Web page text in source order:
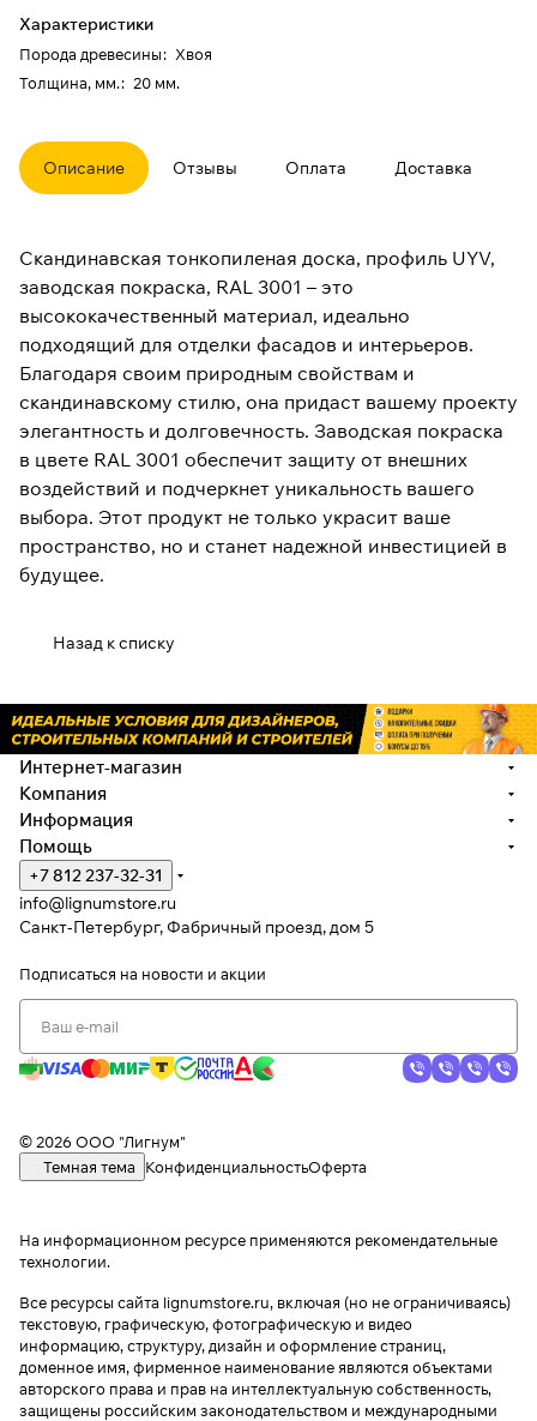
Характеристики
Порода древесины: Хвоя
Толщина, мм.: 20 мм.
Описание Отзывы Оплата Доставка
Скандинавская тонкопиленая доска, профиль UYV,
заводская покраска, RAL 3001 – это
высококачественный материал, идеально
подходящий для отделки фасадов и интерьеров.
Благодаря своим природным свойствам и
скандинавскому стилю, она придаст вашему проекту
элегантность и долговечность. Заводская покраска
в цвете RAL 3001 обеспечит защиту от внешних
воздействий и подчеркнет уникальность вашего
выбора. Этот продукт не только украсит ваше
пространство, но и станет надежной инвестицией в
будущее.
Назад к списку
Интернет-магазин
Компания
Информация
Помощь
+7 812 237-32-31
info@lignumstore.ru
Санкт-Петербург, Фабричный проезд, дом 5
Подписаться на новости и акции
© 2026 ООО "Лигнум"
Темная тема
КонфиденциальностьОферта
На информационном ресурсе применяются рекомендательные
технологии.
Все ресурсы сайта lignumstore.ru, включая (но не ограничиваясь)
текстовую, графическую, фотографическую и видео
информацию, структуру, дизайн и оформление страниц,
доменное имя, фирменное наименование являются объектами
авторского права и прав на интеллектуальную собственность,
защищены российским законодательством и международными